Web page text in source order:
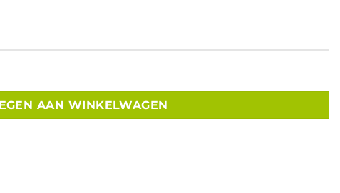
18x90x3350mm aantal
AAN WINKELWAGEN